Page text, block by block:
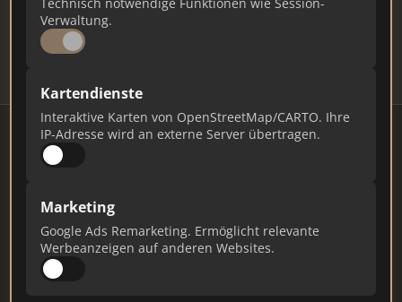
Verwaltung.
Kartendienste
Interaktive Karten von OpenStreetMap/CARTO. Ihre
IP-Adresse wird an externe Server übertragen.
Marketing
Google Ads Remarketing. Ermöglicht relevante
Werbeanzeigen auf anderen Websites.
77 581
# MAKLER / FIRMA